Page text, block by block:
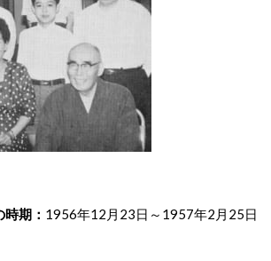
期： 1956年12月23日～1957年2月25日